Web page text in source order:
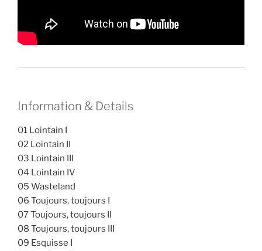
Information & Details
01 Lointain I
02 Lointain II
03 Lointain III
04 Lointain IV
05 Wasteland
06 Toujours, toujours I
07 Toujours, toujours II
08 Toujours, toujours III
09 Esquisse I